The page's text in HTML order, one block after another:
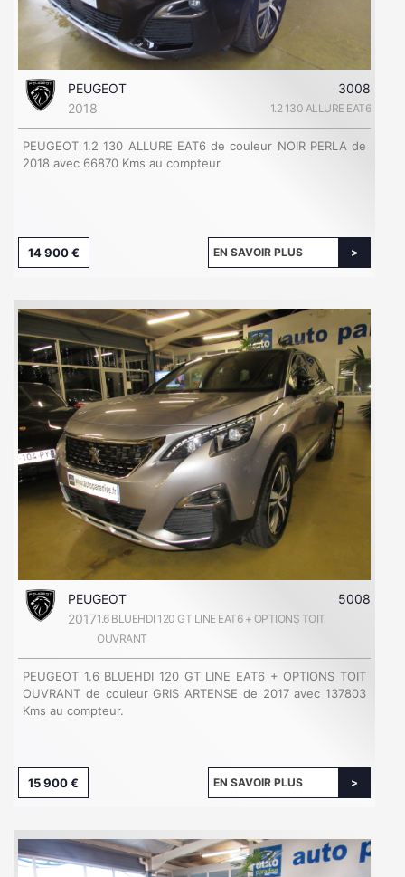
PEUGEOT
3008
2018
1.2 130 ALLURE EAT6
PEUGEOT 1.2 130 ALLURE EAT6 de couleur NOIR PERLA de
2018 avec 66870 Kms au compteur.
14 900 € EN SAVOIR PLUS
PEUGEOT
5008
20171.6 BLUEHDI 120 GT LINE EAT6 + OPTIONS TOIT
OUVRANT
PEUGEOT 1.6 BLUEHDI 120 GT LINE EAT6 + OPTIONS TOIT
OUVRANT de couleur GRIS ARTENSE de 2017 avec 137803
Kms au compteur.
15 900 € EN SAVOIR PLUS